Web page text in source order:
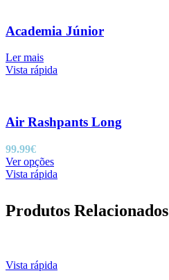
Academia Júnior
Ler mais
Vista rápida
Air Rashpants Long
99.99€
Ver opçõesThis
product
variants.
be
chosen
Vista rápida
Produtos Relacionados
Vista rápida